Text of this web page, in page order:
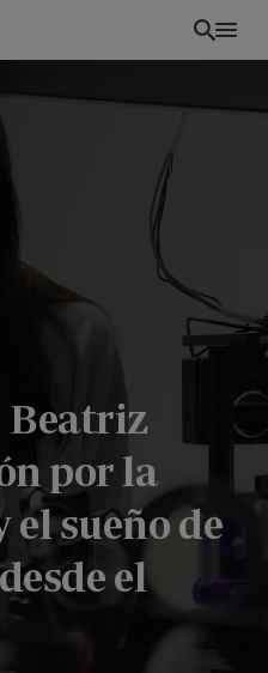
Beatriz
por la
sueño de
el